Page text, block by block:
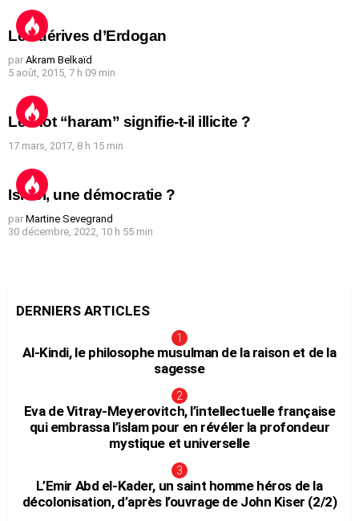
Les dérives d’Erdogan
par Akram Belkaïd
5 août, 2015, 7 h 09 min
Le mot “haram” signifie-t-il illicite ?
17 mars, 2017, 8 h 15 min
Israël, une démocratie ?
par Martine Sevegrand
30 décembre, 2022, 10 h 55 min
DERNIERS ARTICLES
Al-Kindi, le philosophe musulman de la raison et de la
sagesse
Eva de Vitray-Meyerovitch, l’intellectuelle française
qui embrassa l’islam pour en révéler la profondeur
mystique et universelle
L’Emir Abd el-Kader, un saint homme héros de la
décolonisation, d’après l’ouvrage de John Kiser (2/2)